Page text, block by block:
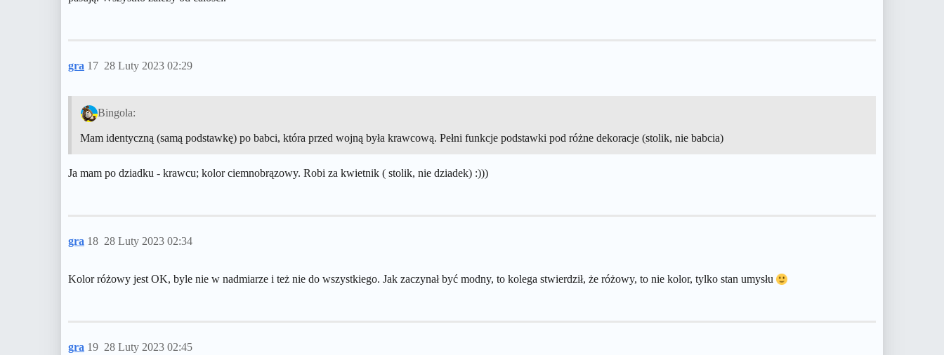
gra 28 Luty 2023 02:29
17
Bingola:
Mam identyczną (samą podstawkę) po babci, która przed wojną była krawcową. Pełni funkcje podstawki pod różne dekoracje (stolik, nie babcia)
Ja mam po dziadku - krawcu; kolor ciemnobrązowy. Robi za kwietnik ( stolik, nie dziadek) :)))
gra 28 Luty 2023 02:34
18
Kolor różowy jest OK, byle nie w nadmiarze i też nie do wszystkiego. Jak zaczynał być modny, to kolega stwierdził, że różowy, to nie kolor, tylko stan umysłu
gra 28 Luty 2023 02:45
19